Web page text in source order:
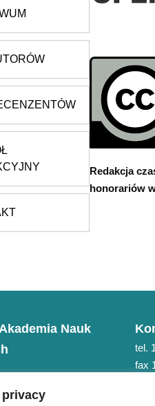
privacy
Redakcja
honorariów
Nauk
tel.
fax
e-